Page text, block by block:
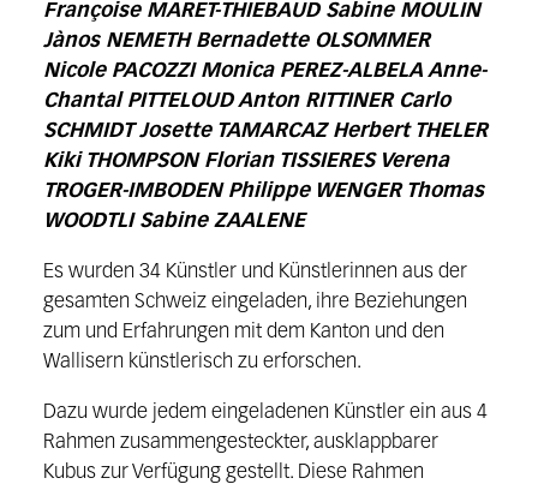
Françoise MARET-THIEBAUD Sabine MOULIN
Jànos NEMETH Bernadette OLSOMMER
Nicole PACOZZI Monica PEREZ-ALBELA Anne-
Chantal PITTELOUD Anton RITTINER Carlo
SCHMIDT Josette TAMARCAZ Herbert THELER
Kiki THOMPSON Florian TISSIERES Verena
TROGER-IMBODEN Philippe WENGER Thomas
WOODTLI Sabine ZAALENE
Es wurden 34 Künstler und Künstlerinnen aus der
gesamten Schweiz eingeladen, ihre Beziehungen
zum und Erfahrungen mit dem Kanton und den
Wallisern künstlerisch zu erforschen.
Dazu wurde jedem eingeladenen Künstler ein aus 4
Rahmen zusammengesteckter, ausklappbarer
Kubus zur Verfügung gestellt. Diese Rahmen